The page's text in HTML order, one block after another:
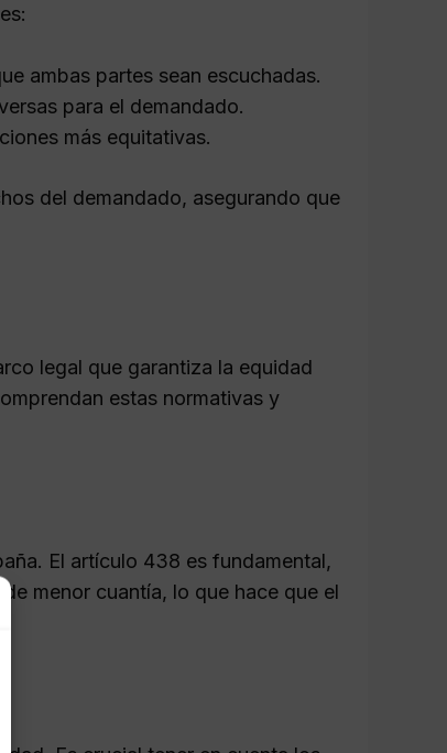
ambas partes sean escuchadas.
para el demandado.
más equitativas.
del demandado, asegurando que
legal que garantiza la equidad
estas normativas y
El artículo 438 es fundamental,
menor cuantía, lo que hace que el